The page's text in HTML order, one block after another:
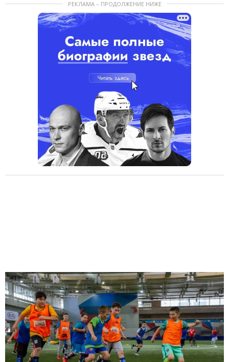
РЕКЛАМА – ПРОДОЛЖЕНИЕ НИЖЕ